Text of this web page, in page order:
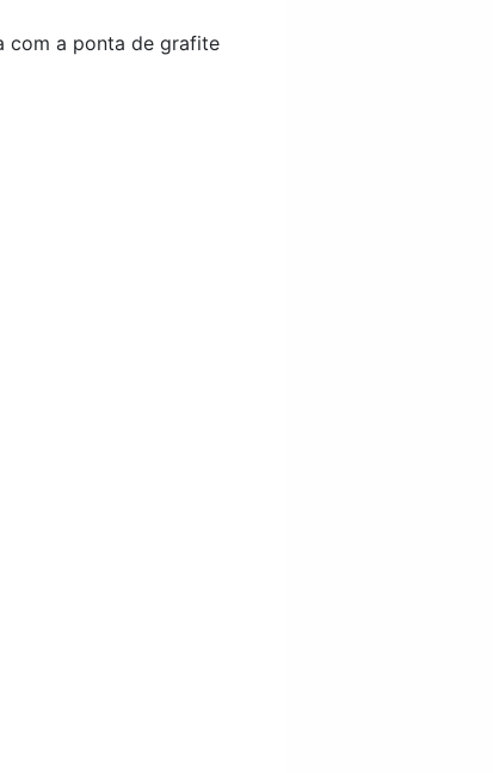
com a ponta de grafite